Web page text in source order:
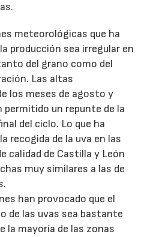
meteorológicas que ha
producción sea irregular en
del grano como del
Las altas
los meses de agosto y
permitido un repunte de la
del ciclo. Lo que ha
recogida de la uva en las
calidad de Castilla y León
muy similares a las de
han provocado que el
de las uvas sea bastante
la mayoría de las zonas